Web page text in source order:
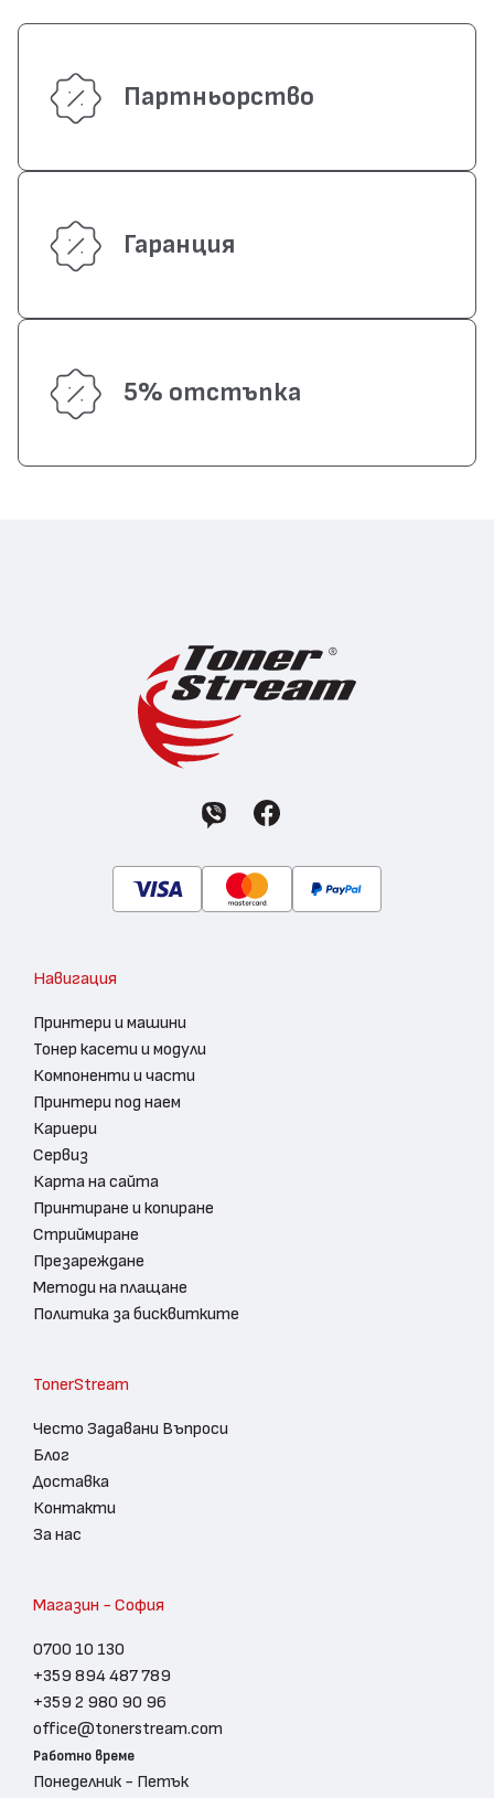
Партньорство
Гаранция
5% отстъпка
Навигация
Принтери и машини
Тонер касети и модули
Компоненти и части
Принтери под наем
Кариери
Сервиз
Карта на сайта
Принтиране и копиране
Стриймиране
Презареждане
Методи на плащане
Политика за бисквитките
TonerStream
Често Задавани Въпроси
Блог
Доставка
Контакти
За нас
Магазин - София
0700 10 130
+359 894 487 789
+359 2 980 90 96
office@tonerstream.com
Работно време
Понеделник - Петък